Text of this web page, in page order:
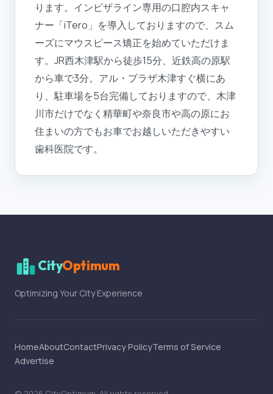
ります。インビザライン専用の口腔内スキャ
ナー「iTero」を導入しておりますので、スム
ーズにマウスピース矯正を始めていただけま
す。JR西木津駅から徒歩15分、近鉄高の原駅
から車で3分。アル・プラザ木津すぐ横にあ
り、駐車場を5台完備しておりますので、木津
川市だけでなく精華町や奈良市や高の原にお
住まいの方でもお車でお越しいただきやすい
歯科医院です。
CityOptimum
Optimizing Your City Experience
HomeAboutContactPrivacy PolicyTerms of Service
Advertise